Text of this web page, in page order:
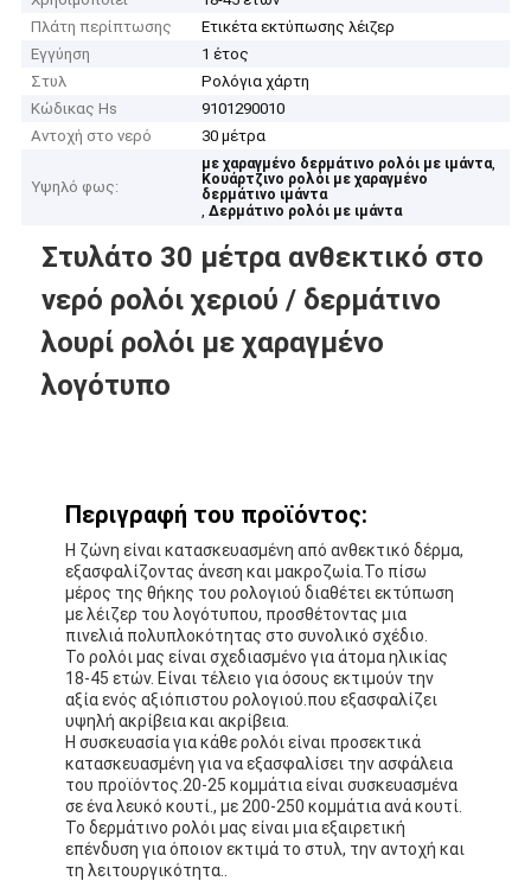
Πλάτη περίπτωσης
Ετικέτα εκτύπωσης λέιζερ
Εγγύηση
1 έτος
Στυλ
Ρολόγια χάρτη
Κώδικας Hs
9101290010
Αντοχή στο νερό
30 μέτρα
Υψηλό φως:
με χαραγμένο δερμάτινο ρολόι με ιμάντα,
Κουάρτζινο ρολόι με χαραγμένο
δερμάτινο ιμάντα
,Δερμάτινο ρολόι με ιμάντα
Στυλάτο 30 μέτρα ανθεκτικό στο
νερό ρολόι χεριού / δερμάτινο
λουρί ρολόι με χαραγμένο
λογότυπο
Περιγραφή του προϊόντος:
Η ζώνη είναι κατασκευασμένη από ανθεκτικό δέρμα,
εξασφαλίζοντας άνεση και μακροζωία.Το πίσω
μέρος της θήκης του ρολογιού διαθέτει εκτύπωση
με λέιζερ του λογότυπου, προσθέτοντας μια
πινελιά πολυπλοκότητας στο συνολικό σχέδιο.
Το ρολόι μας είναι σχεδιασμένο για άτομα ηλικίας
18-45 ετών. Είναι τέλειο για όσους εκτιμούν την
αξία ενός αξιόπιστου ρολογιού.που εξασφαλίζει
υψηλή ακρίβεια και ακρίβεια.
Η συσκευασία για κάθε ρολόι είναι προσεκτικά
κατασκευασμένη για να εξασφαλίσει την ασφάλεια
του προϊόντος.20-25 κομμάτια είναι συσκευασμένα
σε ένα λευκό κουτί., με 200-250 κομμάτια ανά κουτί.
Το δερμάτινο ρολόι μας είναι μια εξαιρετική
επένδυση για όποιον εκτιμά το στυλ, την αντοχή και
τη λειτουργικότητα..